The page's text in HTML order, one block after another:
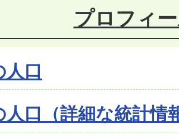
プロフィ
人口
人口（詳細な統計情